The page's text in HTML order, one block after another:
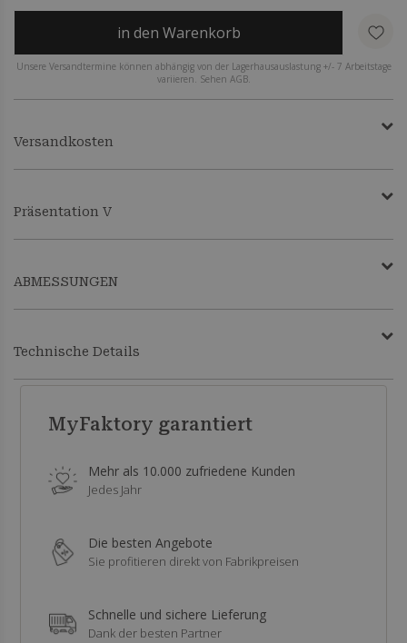
in den Warenkorb
Unsere Versandtermine können abhängig von der Lagerhausauslastung +/- 7 Arbeitstage
variieren. Sehen AGB.
Versandkosten
Präsentation V
ABMESSUNGEN
Technische Details
MyFaktory garantiert
Mehr als 10.000 zufriedene Kunden
Jedes Jahr
Die besten Angebote
Sie profitieren direkt von Fabrikpreisen
Schnelle und sichere Lieferung
Dank der besten Partner